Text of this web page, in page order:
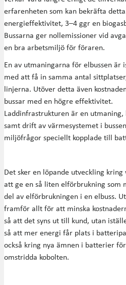
erfarenheten som kan bekräfta
energieffektivitet, 3–4 ggr en
Bussarna ger nollemissioner vid
en bra arbetsmiljö för föraren.
En av utmaningarna för elbussen är
med att få in samma antal
linjerna. Utöver detta även
bussar med en högre effektivitet.
Laddinfrastrukturen är en utmaning,
samt drift av värmesystemet i
miljöfrågor speciellt kopplade till
Det sker en löpande utveckling
att ge en så liten elförbrukning som
del av elförbrukningen i en elbuss.
framför allt för att minska
så att det syns ut till kund, utan
så att mer energi får plats i
också kring nya ämnen i batterier
omstridda kobolten.